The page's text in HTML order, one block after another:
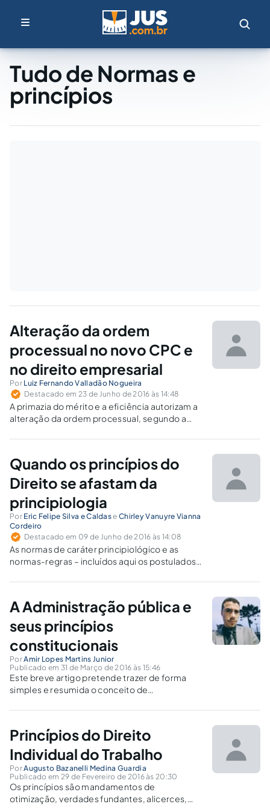
Tudo de Normas e
princípios
Alteração da ordem
processual no novo CPC e
no direito empresarial
Por Luiz Fernando Valladão Nogueira
Destacado em 23 de Junho de 2016 às 14:48
A primazia do mérito e a eficiência autorizam a
alteração da ordem processual, segundo a
haja ofensa à boa-fé. Estudam-se
direito empresarial.
Quando os princípios do
Direito se afastam da
principiologia
Por Eric Felipe Silva e Caldase Chirley Vanuyre Vianna
Cordeiro
Destacado em 09 de Junho de 2016 às 14:08
As normas de caráter principiológico e as
normas-regras – incluídos aqui os postulados
diferenças de ordem constitutiva, o que
A Administração pública e
seus princípios
constitucionais
PorAmir Lopes Martins Junior
Publicado em 31 de Março de 2016 às 15:46
Este breve artigo pretende trazer de forma
simples e resumida o conceito de
dos Princípios Constitucionais previsto no art.
Administração.
Princípios do Direito
Individual do Trabalho
PorAugusto Bazanelli Medina Guardia
Publicado em 29 de Fevereiro de 2016 às 20:30
Os princípios são mandamentos de
otimização, verdades fundantes, alicerces,